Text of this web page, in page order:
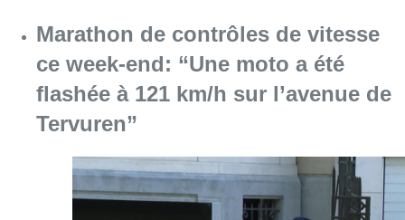
Marathon de contrôles de vitesse
ce week-end: “Une moto a été
flashée à 121 km/h sur l’avenue de
Tervuren”